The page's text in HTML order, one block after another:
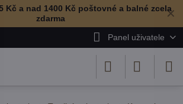
✕
Kč a nad 1400 Kč poštovné a balné zcela
zdarma
Panel uživatele